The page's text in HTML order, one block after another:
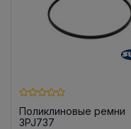
Поликлиновые ремни
3PJ737